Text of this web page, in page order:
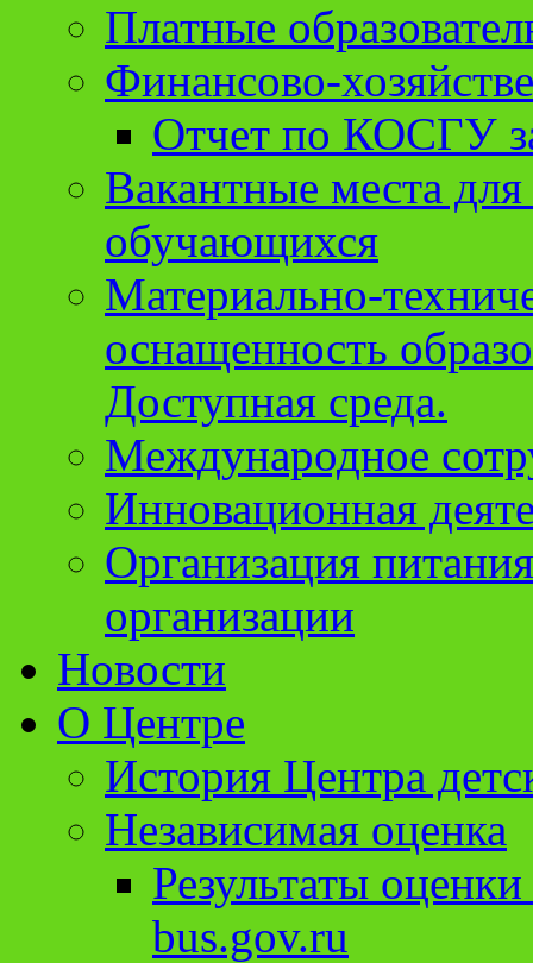
Платные
Финансово-
Отчет по КОСГУ
Вакантные места
обучающихся
Материально-
оснащенность
Доступная среда.
Международное
Инновационная
Организация
организации
Новости
О Центре
История Центра
Независимая оценка
Результаты
bus.gov.ru